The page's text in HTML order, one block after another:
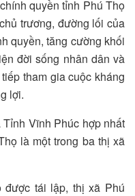
quyền tỉnh Phú Thọ
trương, đường lối của
quyền, tăng cường khối
đời sống nhân dân và
tham gia cuộc kháng
lợi.
Vĩnh Phúc hợp nhất
là một trong ba thị xã
được tái lập, thị xã Phú